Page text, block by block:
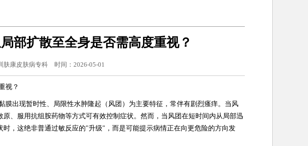
部扩散至全身是否需高度重视？
肤康皮肤病专科 时间：2026-05-01
视？
膜出现暂时性、局限性水肿隆起（风团）为主要特征，常伴有剧烈瘙痒。当风
、服用抗组胺药物等方式可有效控制症状。然而，当风团在短时间内从局部迅
，这绝非普通过敏反应的"升级"，而是可能提示病情正在向更危险的方向发